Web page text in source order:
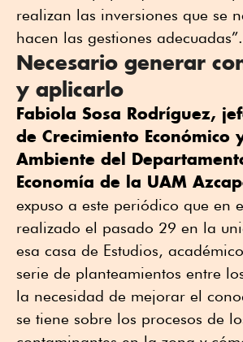
realizan las inversiones que se
hacen las gestiones adecuadas”.
Necesario generar
y aplicarlo
Fabiola Sosa Rodríguez,
de Crecimiento Económico
Ambiente del
Economía de la UAM
expuso a este periódico que en
realizado el pasado 29 en la
esa casa de Estudios,
serie de planteamientos entre
la necesidad de mejorar el
se tiene sobre los procesos de